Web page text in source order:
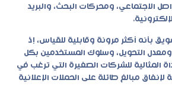
الاجتماعي، ومحركات البحث، والبريد
بأنه أكثر مرونة وقابلية للقياس، إذ
ومعدل التحويل، وسلوك المستخدمين بكل
المثالية للشركات الصغيرة التي ترغب في
لإنفاق مبالغ طائلة على الحملات الإعلانية